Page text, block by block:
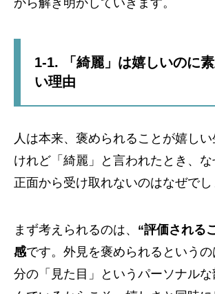
1-1. 「綺麗」は嬉しいのに
い理由
人は本来、褒められることが嬉しい
けれど「綺麗」と言われたとき、
正面から受け取れないのはなぜでし
まず考えられるのは、 “評価される
感です。外見を褒められるというの
分の「見た目」というパーソナル